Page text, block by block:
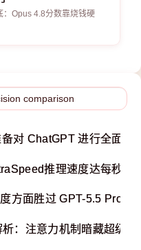
Opus 4.8分数靠烧钱硬
备对 ChatGPT 进行全面改
推理速度达每秒一
方面胜过 GPT-5.5 Pro
：注意力机制暗藏超级计